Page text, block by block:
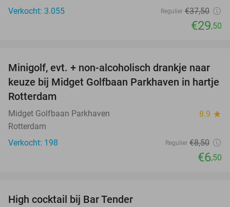
Verkocht: 3.055
Regulier €37,50
€29,50
24%
Minigolf, evt. + non-alcoholisch drankje naar
keuze bij Midget Golfbaan Parkhaven in hartje
Rotterdam
Midget Golfbaan Parkhaven 8.9 star
Rotterdam
Verkocht: 198
Regulier €8,50
€6,50
High cocktail bij Bar Tender